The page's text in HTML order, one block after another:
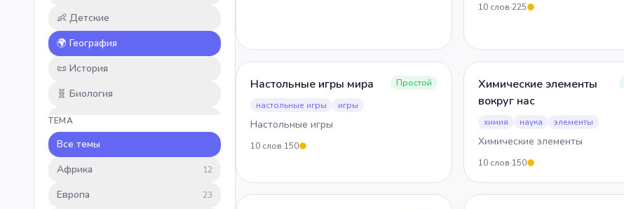
👶 Детские
🌍 География
📜 История
🧬 Биология
🌿Природа
📚Литература
🔢Математика
🎒Школьные темы
ТЕМА
Все темы
Африка
12
Европа 23
10 слов·225
Настольные игры мира
Простой
настольные игры
игры
Настольные игры
10 слов·150
Химические элементы
вокруг нас
химия наука элементы
Химические элементы
10 слов·150